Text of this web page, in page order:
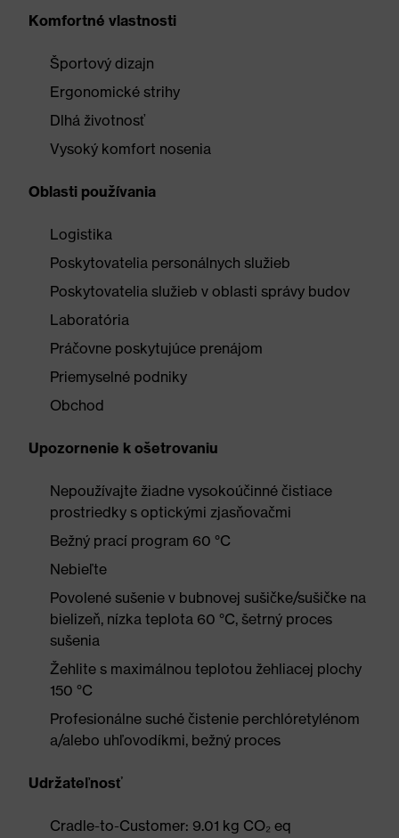
Komfortné vlastnosti
Športový dizajn
Ergonomické strihy
Dlhá životnosť
Vysoký komfort nosenia
Oblasti používania
Logistika
Poskytovatelia personálnych služieb
Poskytovatelia služieb v oblasti správy budov
Laboratória
Práčovne poskytujúce prenájom
Priemyselné podniky
Obchod
Upozornenie k ošetrovaniu
Nepoužívajte žiadne vysokoúčinné čistiace
prostriedky s optickými zjasňovačmi
Bežný prací program 60 °C
Nebieľte
Povolené sušenie v bubnovej sušičke/sušičke na
bielizeň, nízka teplota 60 °C, šetrný proces
sušenia
Žehlite s maximálnou teplotou žehliacej plochy
150 °C
Profesionálne suché čistenie perchlóretylénom
a/alebo uhľovodíkmi, bežný proces
Udržateľnosť
Cradle-to-Customer: 9.01 kg CO₂ eq